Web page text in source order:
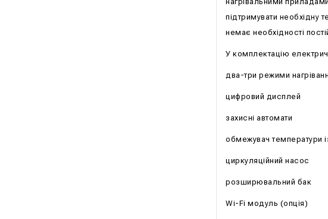
підтримувати необхідну
немає необхідності
У комплектацію
два-три режими
цифровий дисплей
захисні автомати
обмежувач температури
циркуляційний насос
розширювальний бак
Wi-Fi модуль (опція)